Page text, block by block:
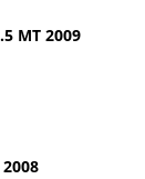
MT 2009